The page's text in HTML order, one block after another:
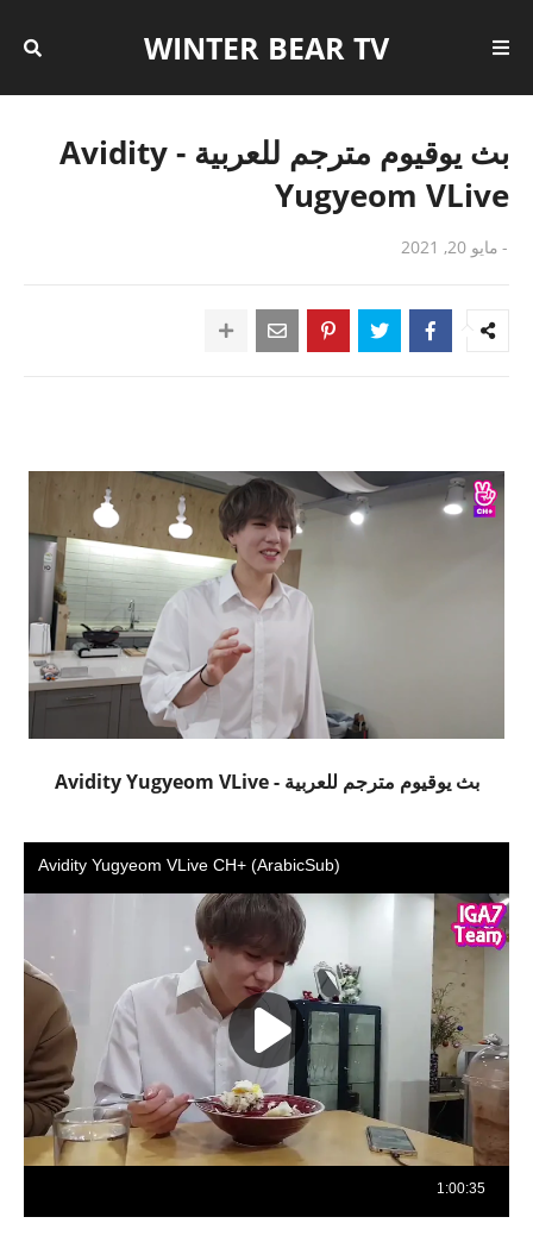
WINTER BEAR TV
بث يوقيوم مترجم للعربية - Avidity
Yugyeom VLive
- مايو 20, 2021
بث يوقيوم مترجم للعربية - Avidity Yugyeom VLive